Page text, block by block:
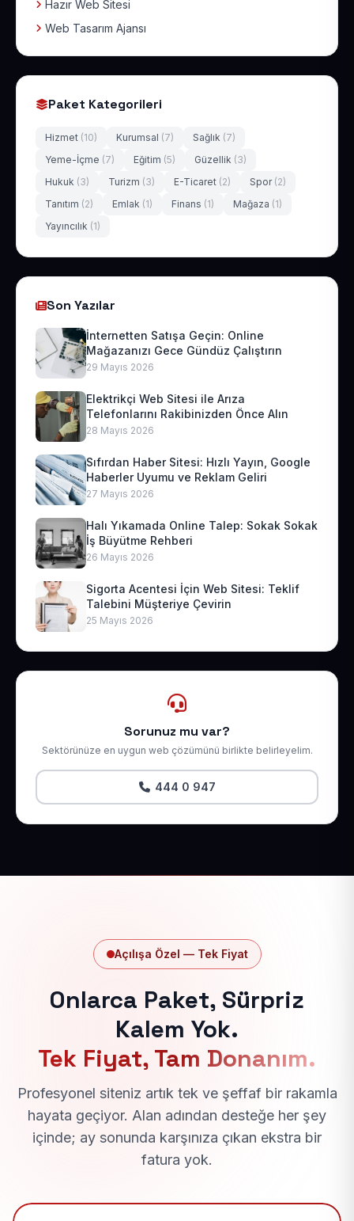
Hazır Web Sitesi
Web Tasarım Ajansı
Paket Kategorileri
Hizmet (10) Kurumsal (7) Sağlık (7)
Yeme-İçme (7) Eğitim (5) Güzellik (3)
Hukuk (3) Turizm (3) E-Ticaret (2) Spor (2)
Tanıtım (2) Emlak (1) Finans (1) Mağaza (1)
Yayıncılık (1)
Son Yazılar
İnternetten Satışa Geçin: Online
Mağazanızı Gece Gündüz Çalıştırın
29 Mayıs 2026
Elektrikçi Web Sitesi ile Arıza
Telefonlarını Rakibinizden Önce Alın
28 Mayıs 2026
Sıfırdan Haber Sitesi: Hızlı Yayın, Google
Haberler Uyumu ve Reklam Geliri
27 Mayıs 2026
Halı Yıkamada Online Talep: Sokak Sokak
İş Büyütme Rehberi
26 Mayıs 2026
Sigorta Acentesi İçin Web Sitesi: Teklif
Talebini Müşteriye Çevirin
25 Mayıs 2026
Sorunuz mu var?
Sektörünüze en uygun web çözümünü birlikte belirleyelim.
444 0 947
Açılışa Özel — Tek Fiyat
Onlarca Paket, Sürpriz
Kalem Yok.
Tek Fiyat, Tam Donanım.
Profesyonel siteniz artık tek ve şeffaf bir rakamla
hayata geçiyor. Alan adından desteğe her şey
içinde; ay sonunda karşınıza çıkan ekstra bir
fatura yok.